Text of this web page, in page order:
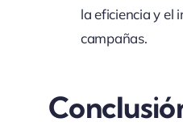
la eficiencia y el
campañas.